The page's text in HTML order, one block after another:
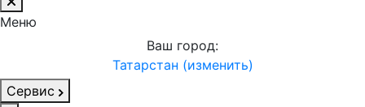
Меню
Ваш город:
Татарстан (изменить)
Сервис